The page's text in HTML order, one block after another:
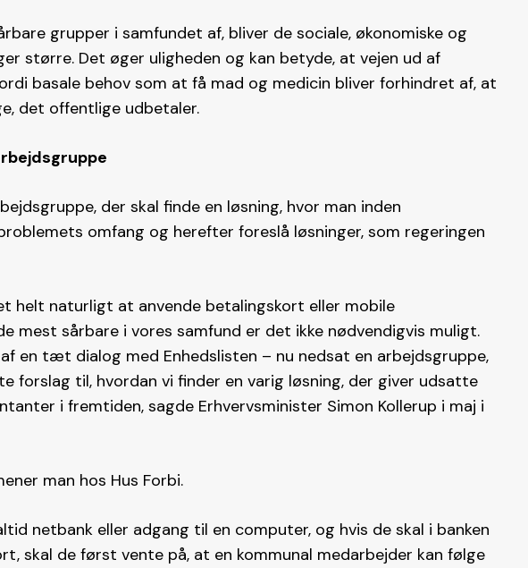
grupper i samfundet af, bliver de sociale, økonomiske og
større. Det øger uligheden og kan betyde, at vejen ud af
basale behov som at få mad og medicin bliver forhindret af, at
det offentlige udbetaler.
der skal finde en løsning, hvor man inden
omfang og herefter foreslå løsninger, som regeringen
helt naturligt at anvende betalingskort eller mobile
mest sårbare i vores samfund er det ikke nødvendigvis muligt.
en tæt dialog med Enhedslisten – nu nedsat en arbejdsgruppe,
forslag til, hvordan vi finder en varig løsning, der giver udsatte
i fremtiden, sagde Erhvervsminister Simon Kollerup i maj i
man hos Hus Forbi.
netbank eller adgang til en computer, og hvis de skal i banken
skal de først vente på, at en kommunal medarbejder kan følge